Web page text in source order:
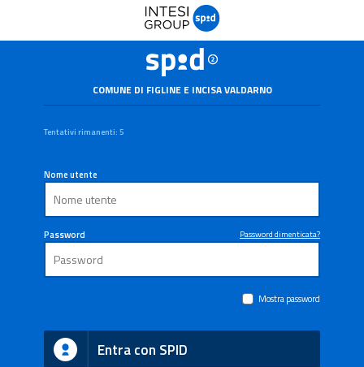
COMUNE DI FIGLINE E INCISA VALDARNO
Tentativi rimanenti: 5
Nome utente
Password Password dimenticata?
Mostra password
Entra con SPID